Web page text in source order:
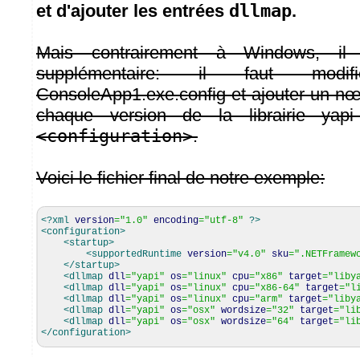
et d'ajouter les entrées dllmap.
Mais contrairement à Windows,
supplémentaire: il faut
ConsoleApp1.exe.config et ajouter un
chaque version de la librairie
<configuration>.
Voici le fichier final de notre exemple:
<?xml version="1.0" encoding="utf-8" ?>
<configuration>
<startup>
<supportedRuntime version="v4.0" sku=
</startup>
<dllmap dll="yapi" os="linux" cpu="x86" target=
<dllmap dll="yapi" os="linux" cpu="x86-64" target=
<dllmap dll="yapi" os="linux" cpu="arm" target=
<dllmap dll="yapi" os="osx" wordsize="32" target=
<dllmap dll="yapi" os="osx" wordsize="64" target=
</configuration>